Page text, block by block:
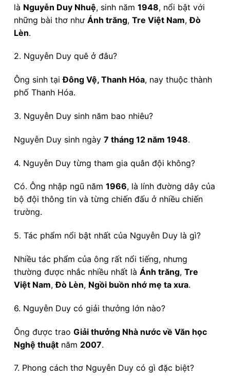
là Nguyễn Duy Nhuệ, sinh năm 1948, nổi bật với
những bài thơ như Ánh trăng, Tre Việt Nam,Đò
Lèn.
2. Nguyễn Duy quê ở đâu?
Ông sinh tạiĐông Vệ, Thanh Hóa, nay thuộc thành
phố Thanh Hóa.
3. Nguyễn Duy sinh năm bao nhiêu?
Nguyễn Duy sinh ngày 7 tháng 12 năm 1948.
4. Nguyễn Duy từng tham gia quân đội không?
Có. Ông nhập ngũ năm 1966, là lính đường dây của
bộ đội thông tin và từng chiến đấu ở nhiều chiến
trường.
5. Tác phẩm nổi bật nhất của Nguyễn Duy là gì?
Nhiều tác phẩm của ông rất nổi tiếng, nhưng
thường được nhắc nhiều nhất là Ánh trăng, Tre
Việt Nam,Đò Lèn, Ngồi buồn nhớ mẹ ta xưa.
6. Nguyễn Duy có giải thưởng lớn nào?
Ông được trao Giải thưởng Nhà nước về Văn học
Nghệ thuật năm 2007.
7. Phong cách thơ Nguyễn Duy có gì đặc biệt?